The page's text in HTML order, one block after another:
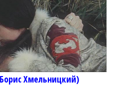
Хмельницкий)